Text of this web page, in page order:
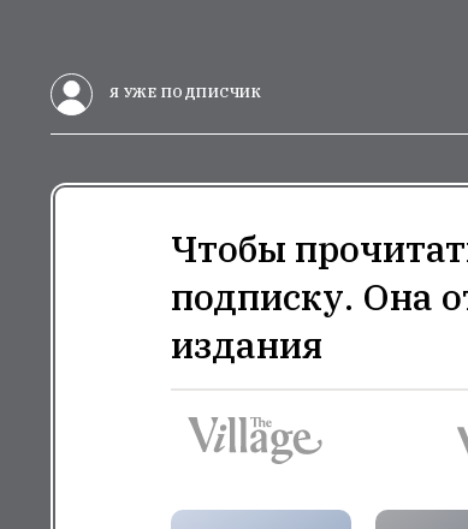
Я УЖЕ ПОДПИСЧИК
Чтобы
подписку. Она
издания